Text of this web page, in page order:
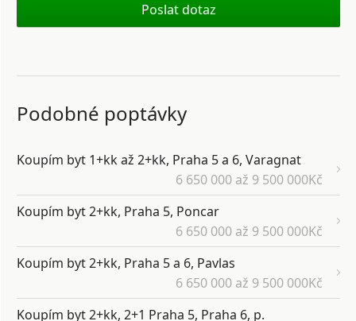
Poslat dotaz
Podobné poptávky
Koupím byt 1+kk až 2+kk, Praha 5 a 6, Varagnat
6 650 000 až 9 500 000Kč
Koupím byt 2+kk, Praha 5, Poncar
6 650 000 až 9 500 000Kč
Koupím byt 2+kk, Praha 5 a 6, Pavlas
6 650 000 až 9 500 000Kč
Koupím byt 2+kk, 2+1 Praha 5, Praha 6, p.